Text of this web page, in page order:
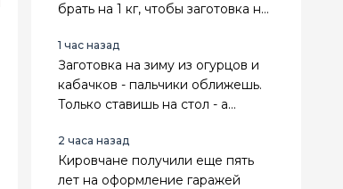
брать на 1 кг, чтобы заготовка не
1 час назад
Заготовка на зиму из огурцов и
кабачков - пальчики оближешь.
Только ставишь на стол - а
хрустящие, пикантные
2 часа назад
Кировчане получили еще пять
лет на оформление гаражей